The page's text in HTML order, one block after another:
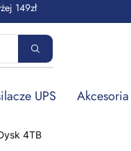
149zł
UPS Akcesoria
4TB